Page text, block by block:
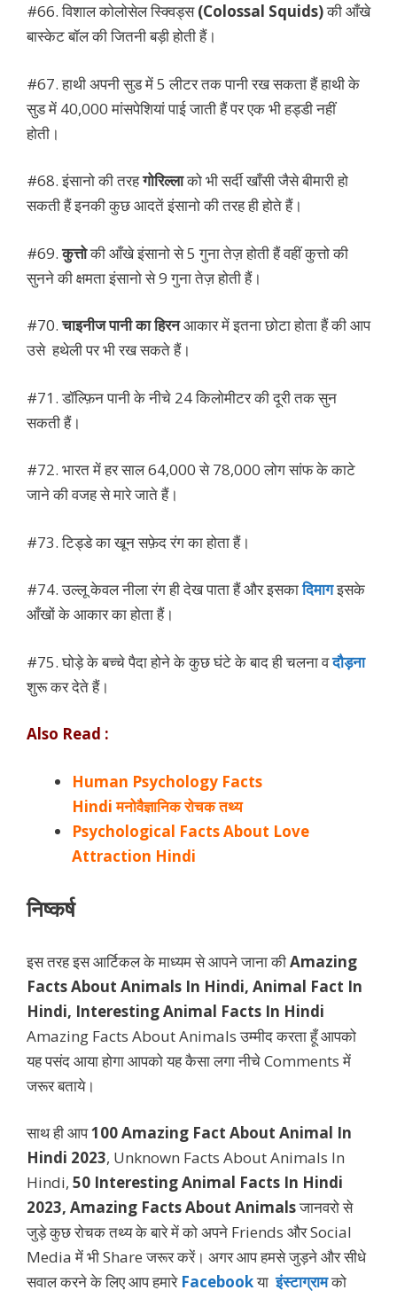
#66. विशाल कोलोसेल स्क्विड्स(Colossal Squids)की आँखे
बास्केट बॉल की जितनी बड़ी होती हैं।
#67. हाथी अपनी सुड में 5 लीटर तक पानी रख सकता हैं हाथी के
सुड में 40,000 मांसपेशियां पाई जाती हैं पर एक भी हड्डी नहीं
होती।
#68. इंसानो की तरहगोरिल्लाको भी सर्दी खाँसी जैसे बीमारी हो
सकती हैं इनकी कुछ आदतें इंसानो की तरह ही होते हैं।
#69.कुत्तोकी आँखे इंसानो से 5 गुना तेज़ होती हैं वहीं कुत्तो की
सुनने की क्षमता इंसानो से 9 गुना तेज़ होती हैं।
#70.चाइनीज पानी का हिरनआकार में इतना छोटा होता हैं की आप
उसे हथेली पर भी रख सकते हैं।
#71. डॉल्फ़िन पानी के नीचे 24 किलोमीटर की दूरी तक सुन
सकती हैं।
#72. भारत में हर साल 64,000 से 78,000 लोग सांफ के काटे
जाने की वजह से मारे जाते हैं।
#73. टिड्डे का खून सफ़ेद रंग का होता हैं।
#74. उल्लू केवल नीला रंग ही देख पाता हैं और इसकादिमागइसके
आँखों के आकार का होता हैं।
#75. घोड़े के बच्चे पैदा होने के कुछ घंटे के बाद ही चलना वदौड़ना
शुरू कर देते हैं।
Also Read :
Human Psychology Facts
Hindi मनोवैज्ञानिक रोचक तथ्य
Psychological Facts About Love
Attraction Hindi
निष्कर्ष
इस तरह इस आर्टिकल के माध्यम से आपने जाना कीAmazing
Facts About Animals In Hindi, Animal Fact In
Hindi, Interesting Animal Facts In Hindi
Amazing Facts About Animals उम्मीद करता हूँ आपको
यह पसंद आया होगा आपको यह कैसा लगा नीचे Comments में
जरूर बताये।
साथ ही आप100 Amazing Fact About Animal In
Hindi 2023, Unknown Facts About Animals In
Hindi, 50 Interesting Animal Facts In Hindi
2023, Amazing Facts About Animalsजानवरो से
जुड़े कुछ रोचक तथ्य के बारे में को अपने Friends और Social
Media में भी Share जरूर करें। अगर आप हमसे जुड़ने और सीधे
सवाल करने के लिए आप हमारे Facebookयाइंस्टाग्रामको